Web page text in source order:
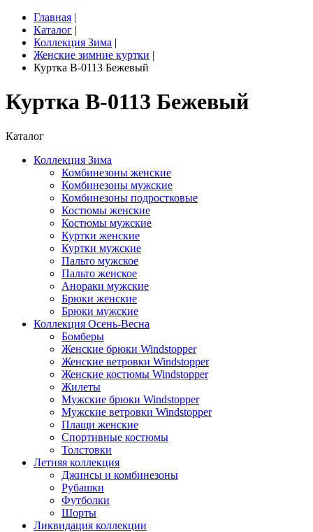
Главная |
Каталог |
Коллекция Зима |
Женские зимние куртки |
Куртка B-0113 Бежевый
Куртка B-0113 Бежевый
Каталог
Коллекция Зима
Комбинезоны женские
Комбинезоны мужские
Комбинезоны подростковые
Костюмы женские
Костюмы мужские
Куртки женские
Куртки мужские
Пальто мужское
Пальто женское
Анораки мужские
Брюки женские
Брюки мужские
Коллекция Осень-Весна
Бомберы
Женские брюки Windstopper
Женские ветровки Windstopper
Женские костюмы Windstopper
Жилеты
Мужские брюки Windstopper
Мужские ветровки Windstopper
Плащи женские
Спортивные костюмы
Толстовки
Летняя коллекция
Джинсы и комбинезоны
Рубашки
Футболки
Шорты
Ликвидация коллекции